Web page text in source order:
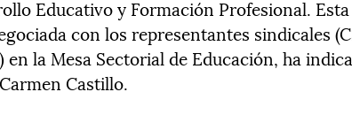
Educativo y Formación Profesional.
con los representantes sindicales
en la Mesa Sectorial de Educación, ha
Castillo.